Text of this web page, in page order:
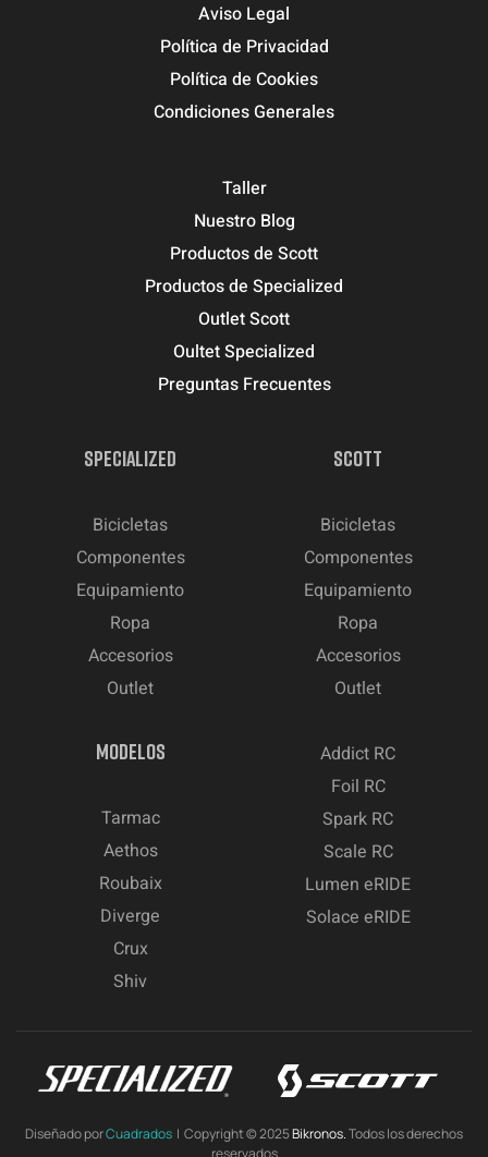
Aviso Legal
Política de Privacidad
Política de Cookies
Condiciones Generales
Taller
Nuestro Blog
Productos de Scott
Productos de Specialized
Outlet Scott
Oultet Specialized
Preguntas Frecuentes
SPECIALIZED
Bicicletas
Componentes
Equipamiento
Ropa
Accesorios
Outlet
SCOTT
Bicicletas
Componentes
Equipamiento
Ropa
Accesorios
Outlet
MODELOS
Tarmac
Aethos
Roubaix
Diverge
Crux
Shiv
Addict RC
Foil RC
Spark RC
Scale RC
Lumen eRIDE
Solace eRIDE
Diseñado porCuadrados | Copyright © 2025Bikronos.Todos los derechos